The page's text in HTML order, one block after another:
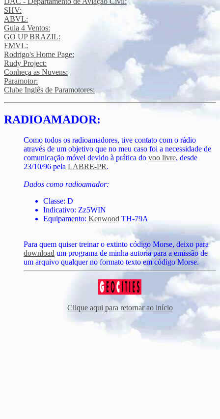
SHV:
ABVL:
Guia 4 Ventos:
GO UP BRAZIL:
FMVL:
Rodrigo's Home Page:
Rudy Project:
Conheça as Nuvens:
Paramotor:
Clube Inglês de Paramotores:
RADIOAMADOR:
Como todos os radioamadores, tive contato com o rádio
através de um objetivo que no meu caso foi a necessidade de
comunicação móvel devido à prática do voo livre, desde
23/10/96 pela LABRE-PR.
Dados como radioamador:
Classe: D
Indicativo: Zz5WIN
Equipamento: Kenwood TH-79A
Para quem quiser treinar o extinto código Morse, deixo para
download um programa de minha autoria para a emissão de
um arquivo qualquer no formato texto em código Morse.
Clique aqui para retornar ao início